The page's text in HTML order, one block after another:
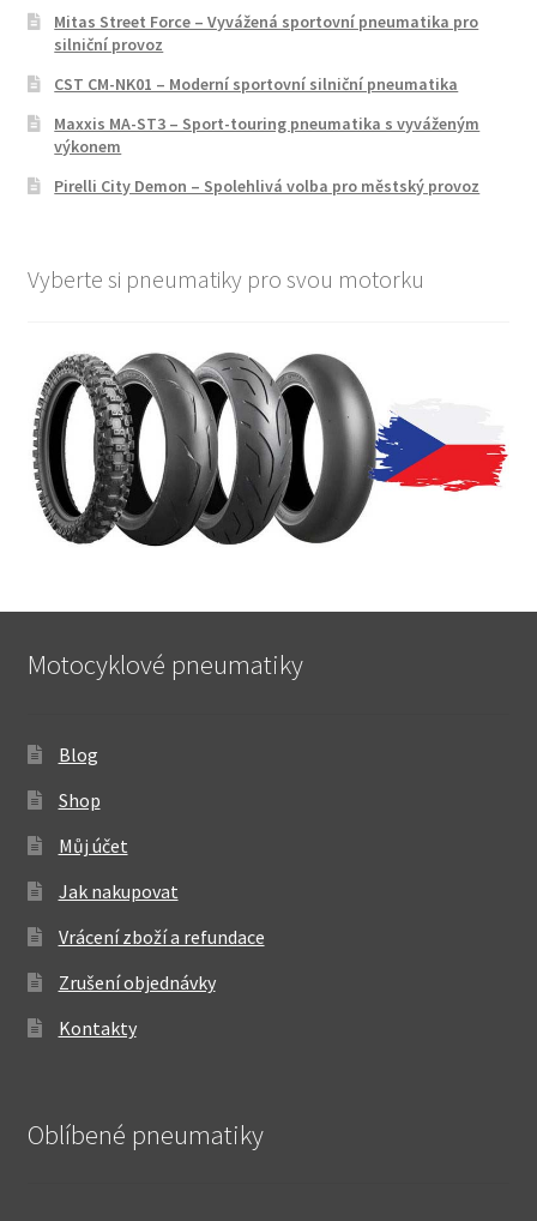
Mitas Street Force – Vyvážená sportovní pneumatika pro
silniční provoz
CST CM-NK01 – Moderní sportovní silniční pneumatika
Maxxis MA-ST3 – Sport-touring pneumatika s vyváženým
výkonem
Pirelli City Demon – Spolehlivá volba pro městský provoz
Vyberte si pneumatiky pro svou motorku
Motocyklové pneumatiky
Blog
Shop
Můj účet
Jak nakupovat
Vrácení zboží a refundace
Zrušení objednávky
Kontakty
Oblíbené pneumatiky